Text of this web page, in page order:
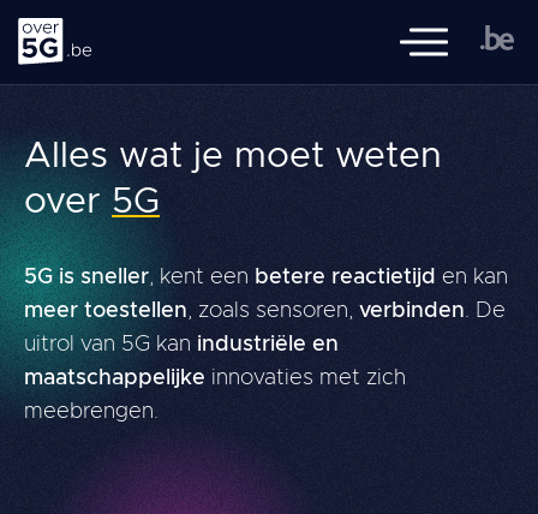
Over 5G
Mobiele
Waalse en Brusselse overheden, de FOD Volksgezondheid en het
BIPT, met de samenwerking van Sciensano.
Navigation
principale
Thema's
Kennis
FAQ
Alles wat je moet weten
over5G
5G is sneller, kent een betere reactietijd en kan
meer toestellen, zoals sensoren, verbinden. De
uitrol van 5G kan industriële en
maatschappelijke innovaties met zich
meebrengen.